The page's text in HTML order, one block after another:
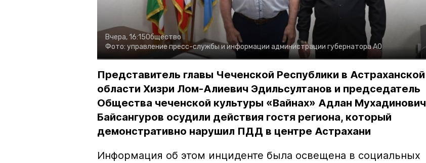
Вчера, 16:15Общество
Фото: управление пресс-службы и информации администрации губернатора АО
Представитель главы Чеченской Республики в Астраханской
области Хизри Лом-Алиевич Эдильсултанов и председатель
Общества чеченской культуры «Вайнах» Адлан Мухадинович
Байсангуров осудили действия гостя региона, который
демонстративно нарушил ПДД в центре Астрахани
Информация об этом инциденте была освещена в социальных